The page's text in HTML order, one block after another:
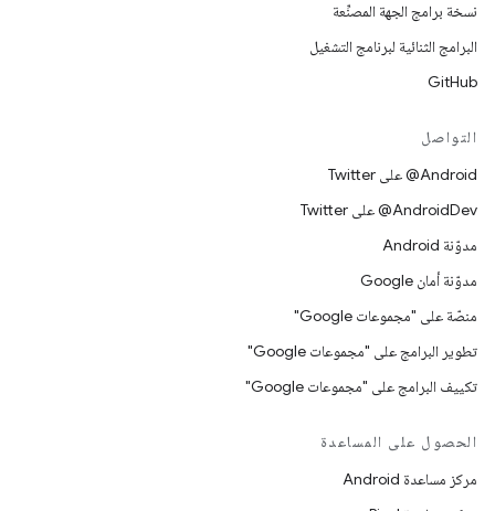
نسخة برامج الجهة المصنِّعة
البرامج الثنائية لبرنامج التشغيل
GitHub
التواصل
‎@Android على Twitter
‎@AndroidDev على Twitter
مدوّنة Android
مدوّنة أمان Google
منصّة على "مجموعات Google"
تطوير البرامج على "مجموعات Google"
تكييف البرامج على "مجموعات Google"
الحصول على المساعدة
مركز مساعدة Android